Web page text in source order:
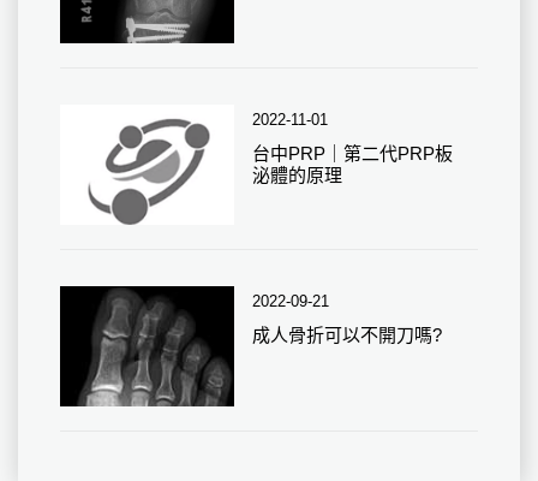
2022-11-01
台中PRP｜第二代PRP板
泌體的原理
2022-09-21
成人骨折可以不開刀嗎?